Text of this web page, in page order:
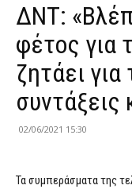
ΔΝΤ:
φέτος για
ζητάει
συντάξεις
02/06/2021 15:30
Τα συμπεράσματα της